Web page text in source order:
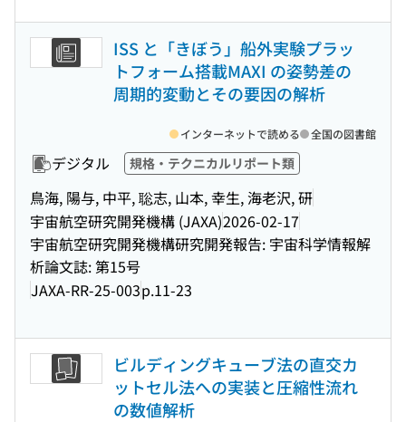
ISS と「きぼう」船外実験プラッ
トフォーム搭載MAXI の姿勢差の
周期的変動とその要因の解析
デジタル 規格・テクニカルリポート類
鳥海, 陽与, 中平, 聡志, 山本, 幸生, 海老沢, 研
宇宙航空研究開発機構 (JAXA)2026-02-17
宇宙航空研究開発機構研究開発報告: 宇宙科学情報解
析論文誌: 第15号
JAXA-RR-25-003p.11-23
インターネットで読める 全国の図書館
ビルディングキューブ法の直交カ
ットセル法への実装と圧縮性流れ
の数値解析